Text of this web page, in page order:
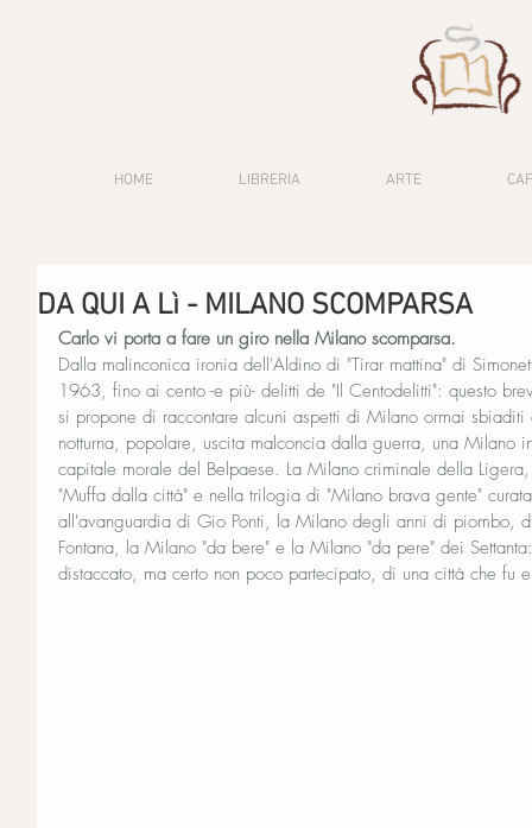
HOME LIBRERIA ARTE
DA QUI A Lì - MILANO SCOMPARSA
Carlo vi porta a fare un giro nella Milano scomparsa.
Dalla malinconica ironia dell'Aldino di "Tirar mattina" di
1963, fino ai cento -e più- delitti de "Il Centodelitti": questo
si propone di raccontare alcuni aspetti di Milano ormai
notturna, popolare, uscita malconcia dalla guerra, una
capitale morale del Belpaese. La Milano criminale della
"Muffa dalla città" e nella trilogia di "Milano brava gente"
all'avanguardia di Gio Ponti, la Milano degli anni di piombo,
Fontana, la Milano "da bere" e la Milano "da pere" dei
distaccato, ma certo non poco partecipato, di una città che fu